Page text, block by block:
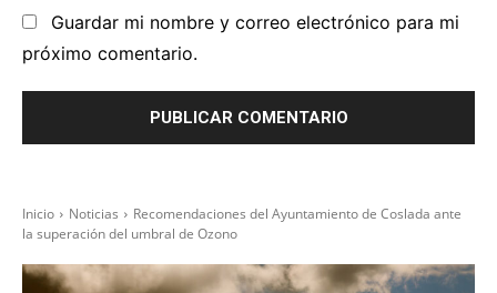
Guardar mi nombre y correo electrónico para mi
próximo comentario.